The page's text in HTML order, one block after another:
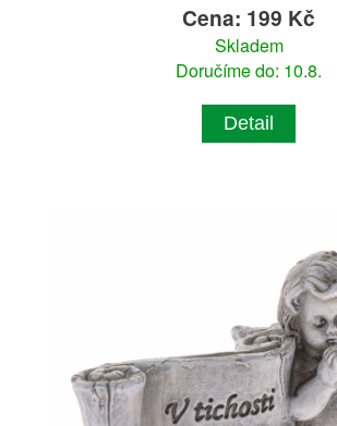
Cena: 199 Kč
Skladem
Doručíme do: 10.8.
Detail